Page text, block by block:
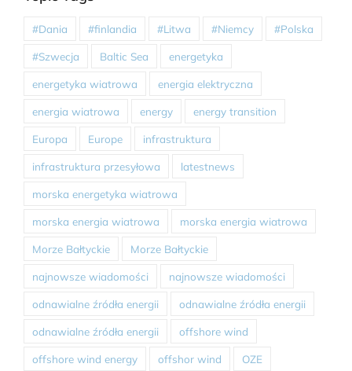
#Dania #finlandia #Litwa #Niemcy #Polska
#Szwecja Baltic Sea energetyka
energetyka wiatrowa energia elektryczna
energia wiatrowa energy energy transition
Europa Europe infrastruktura
infrastruktura przesyłowa latestnews
morska energetyka wiatrowa
morska energia wiatrowa morska energia wiatrowa
Morze Bałtyckie Morze Bałtyckie
najnowsze wiadomości najnowsze wiadomości
odnawialne źródła energii odnawialne źródła energii
odnawialne źródła energii offshore wind
offshore wind energy offshor wind OZE